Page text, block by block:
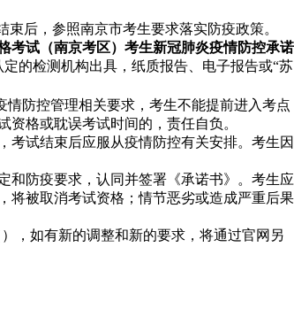
后，参照南京市考生要求落实防疫政策。
考试（南京考区）考生新冠肺炎疫情防控承诺
定的检测机构出具，纸质报告、电子报告或“苏
防控管理相关要求，考生不能提前进入考点
格或耽误考试时间的，责任自负。
考试结束后应服从疫情防控有关安排。考生因
和防疫要求，认同并签署《承诺书》。考生应
将被取消考试资格；情节恶劣或造成严重后果
，如有新的调整和新的要求，将通过官网另